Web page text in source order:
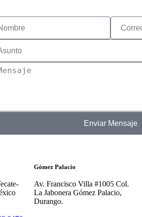
Enviar Mensaje
Gómez Palacio
Av. Francisco Villa #1005 Col.
La Jabonera Gómez Palacio,
Durango.